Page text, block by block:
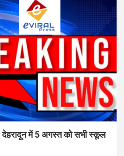
में 5 अगस्त को सभी स्कूल